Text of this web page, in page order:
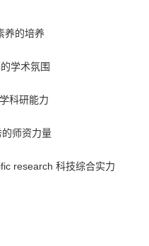
养的培养
学术氛围
科研能力
师资力量
research 科技综合实力